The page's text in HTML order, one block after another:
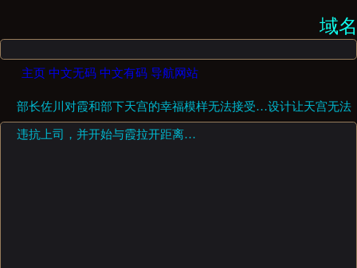
域
主页 中文无码 中文有码 导航网站
部长佐川对霞和部下天宫的幸福模样无法接受…设计让天宫无法
违抗上司，并开始与霞拉开距离…